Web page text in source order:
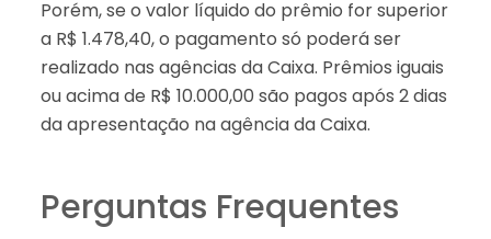
Porém, se o valor líquido do prêmio for superior
a R$ 1.478,40, o pagamento só poderá ser
realizado nas agências da Caixa. Prêmios iguais
ou acima de R$ 10.000,00 são pagos após 2 dias
da apresentação na agência da Caixa.
Perguntas Frequentes